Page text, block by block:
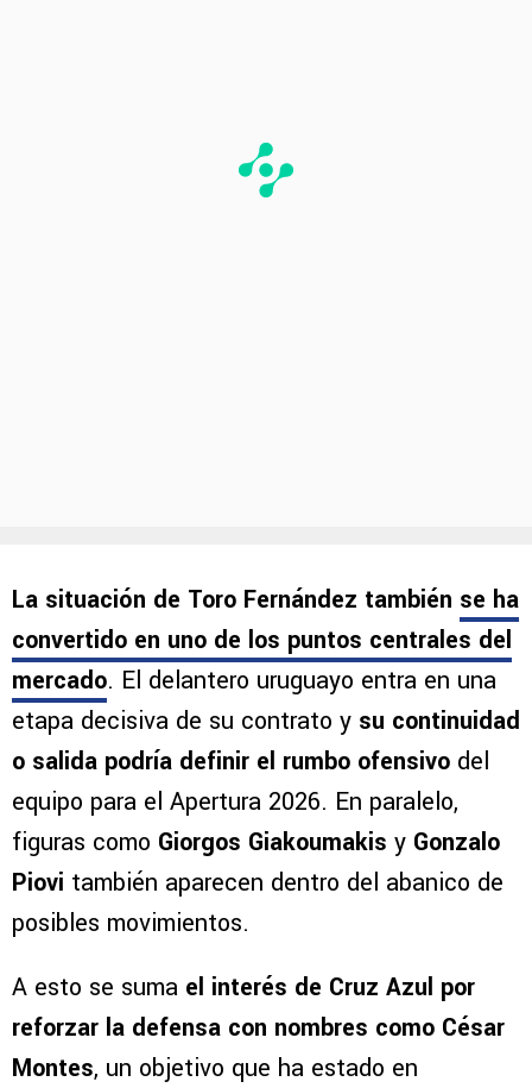
La situación de Toro Fernández también se ha
convertido en uno de los puntos centrales del
mercado. El delantero uruguayo entra en una
etapa decisiva de su contrato y su continuidad
o salida podría definir el rumbo ofensivo del
equipo para el Apertura 2026. En paralelo,
figuras como Giorgos Giakoumakis y Gonzalo
Piovi también aparecen dentro del abanico de
posibles movimientos.
A esto se suma el interés de Cruz Azul por
reforzar la defensa con nombres como César
Montes, un objetivo que ha estado en